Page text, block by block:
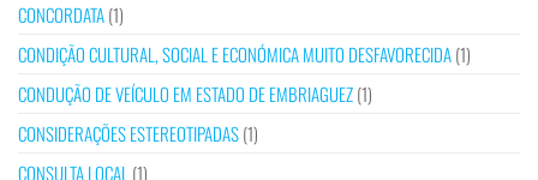
CONCORDATA(1)
CONDIÇÃO CULTURAL, SOCIAL E ECONÓMICA MUITO DESFAVORECIDA(1)
CONDUÇÃO DE VEÍCULO EM ESTADO DE EMBRIAGUEZ(1)
CONSIDERAÇÕES ESTEREOTIPADAS(1)
CONSULTA LOCAL (1)